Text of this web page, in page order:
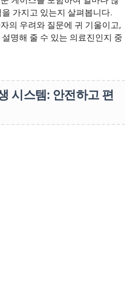
가지고 있는지 살펴봅니다.
의 우려와 질문에 귀 기울이고,
명해 줄 수 있는 의료진인지 중
시스템: 안전하고 편